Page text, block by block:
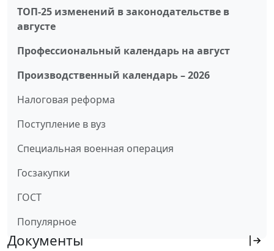
ТОП-25 изменений в законодательстве в
августе
Профессиональный календарь на август
Производственный календарь – 2026
Налоговая реформа
Поступление в вуз
Специальная военная операция
Госзакупки
ГОСТ
Популярное
Документы